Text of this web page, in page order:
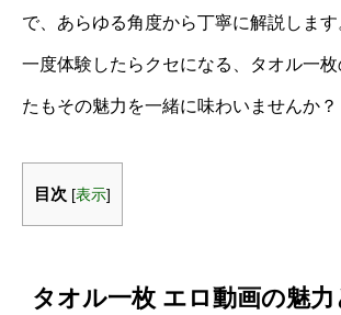
で、あらゆる角度から丁寧に解説します
一度体験したらクセになる、タオル一
たもその魅力を一緒に味わいませんか？
目次 [表示]
タオル一枚 エロ動画の魅力